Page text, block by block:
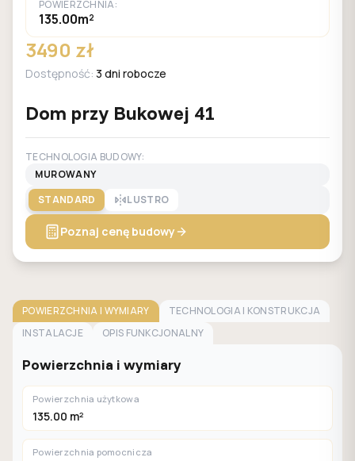
POWIERZCHNIA:
135.00m²
3490 zł
Dostępność: 3 dni robocze
Dom przy Bukowej 41
TECHNOLOGIA BUDOWY:
MUROWANY
STANDARD
LUSTRO
Poznaj cenę budowy
POWIERZCHNIA I WYMIARY
TECHNOLOGIA I KONSTRUKCJA
INSTALACJE
OPIS FUNKCJONALNY
Powierzchnia i wymiary
Powierzchnia użytkowa
135.00 m²
Powierzchnia pomocnicza